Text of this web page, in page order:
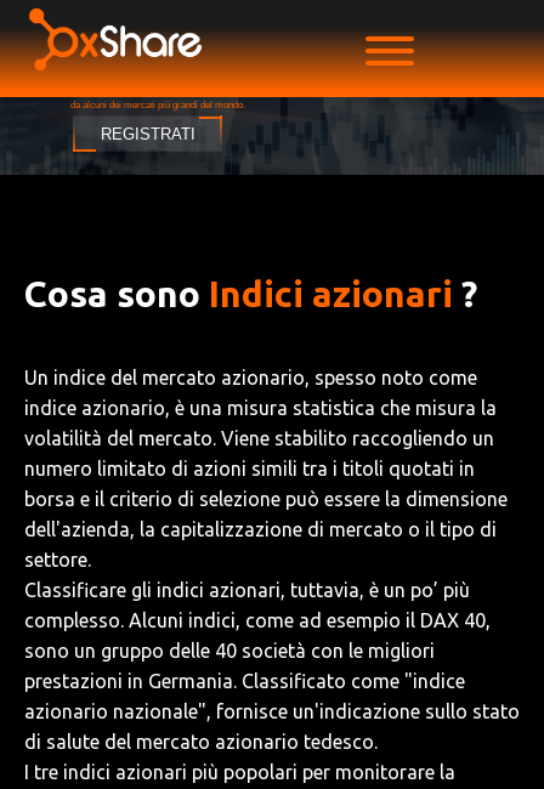
Indici azionari
da alcuni dei mercati più grandi del mondo.
REGISTRATI
Cosa sono Indici azionari ?
Un indice del mercato azionario, spesso noto come
indice azionario, è una misura statistica che misura la
volatilità del mercato. Viene stabilito raccogliendo un
numero limitato di azioni simili tra i titoli quotati in
borsa e il criterio di selezione può essere la dimensione
dell'azienda, la capitalizzazione di mercato o il tipo di
settore.
Classificare gli indici azionari, tuttavia, è un po’ più
complesso. Alcuni indici, come ad esempio il DAX 40,
sono un gruppo delle 40 società con le migliori
prestazioni in Germania. Classificato come "indice
azionario nazionale", fornisce un'indicazione sullo stato
di salute del mercato azionario tedesco.
I tre indici azionari più popolari per monitorare la